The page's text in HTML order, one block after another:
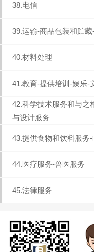
38.电信
39.运输-商品包装和贮
40.材料处理
41.教育-提供培训-娱乐-
42.科学技术服务和与之
与设计服务
43.提供食物和饮料服务
44.医疗服务-兽医服务
45.法律服务